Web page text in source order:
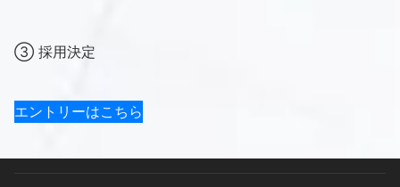
③ 採用決定
エントリーはこちら